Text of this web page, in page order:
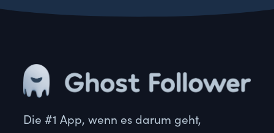
Die #1 App, wenn es darum geht,